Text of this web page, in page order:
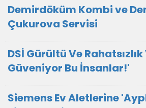
Demirdöküm Kombi ve
Çukurova Servisi
DSİ Gürültü Ve
Güveniyor Bu İnsanlar!'
Siemens Ev Aletlerine